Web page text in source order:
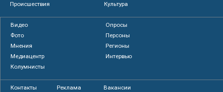
Происшествия
Культура
Видео
Опросы
Фото
Персоны
Мнения
Регионы
Медиацентр
Интервью
Колумнисты
Контакты Реклама Вакансии